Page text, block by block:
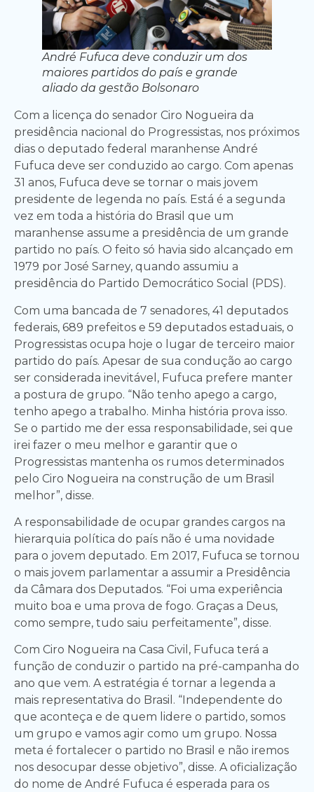
André Fufuca deve conduzir um dos
maiores partidos do país e grande
aliado da gestão Bolsonaro
Com a licença do senador Ciro Nogueira da
presidência nacional do Progressistas, nos próximos
dias o deputado federal maranhense André
Fufuca deve ser conduzido ao cargo. Com apenas
31 anos, Fufuca deve se tornar o mais jovem
presidente de legenda no país. Está é a segunda
vez em toda a história do Brasil que um
maranhense assume a presidência de um grande
partido no país. O feito só havia sido alcançado em
1979 por José Sarney, quando assumiu a
presidência do Partido Democrático Social (PDS).
Com uma bancada de 7 senadores, 41 deputados
federais, 689 prefeitos e 59 deputados estaduais, o
Progressistas ocupa hoje o lugar de terceiro maior
partido do país. Apesar de sua condução ao cargo
ser considerada inevitável, Fufuca prefere manter
a postura de grupo. “Não tenho apego a cargo,
tenho apego a trabalho. Minha história prova isso.
Se o partido me der essa responsabilidade, sei que
irei fazer o meu melhor e garantir que o
Progressistas mantenha os rumos determinados
pelo Ciro Nogueira na construção de um Brasil
melhor”, disse.
A responsabilidade de ocupar grandes cargos na
hierarquia política do país não é uma novidade
para o jovem deputado. Em 2017, Fufuca se tornou
o mais jovem parlamentar a assumir a Presidência
da Câmara dos Deputados. “Foi uma experiência
muito boa e uma prova de fogo. Graças a Deus,
como sempre, tudo saiu perfeitamente”, disse.
Com Ciro Nogueira na Casa Civil, Fufuca terá a
função de conduzir o partido na pré-campanha do
ano que vem. A estratégia é tornar a legenda a
mais representativa do Brasil. “Independente do
que aconteça e de quem lidere o partido, somos
um grupo e vamos agir como um grupo. Nossa
meta é fortalecer o partido no Brasil e não iremos
nos desocupar desse objetivo”, disse. A oficialização
do nome de André Fufuca é esperada para os